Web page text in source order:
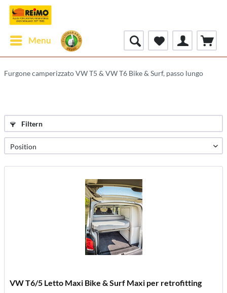
Menu
Furgone camperizzato VW T5 & VW T6 Bike & Surf, passo lungo
Filtern
VW T6/5 Letto Maxi Bike & Surf Maxi per retrofitting